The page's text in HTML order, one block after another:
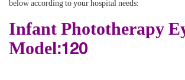
below according to your hospital needs:
Infant Phototherapy
Model:120